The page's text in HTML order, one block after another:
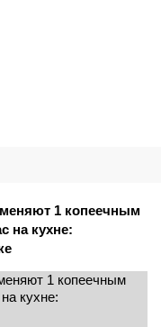
1 копеечным
на кухне: